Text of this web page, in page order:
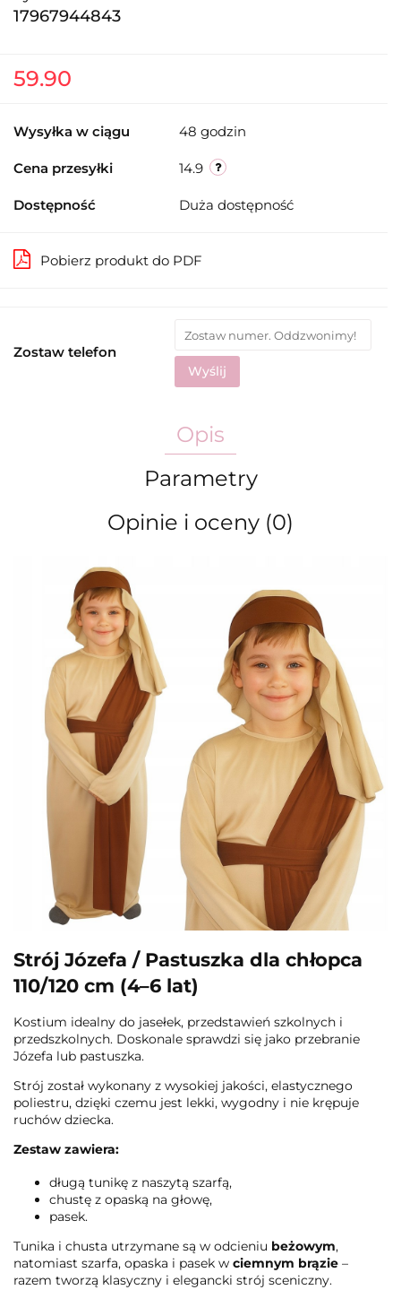
17967944843
59.90
Wysyłka w ciągu 48 godzin
Cena przesyłki 14.9
Dostępność Duża dostępność
Pobierz produkt do PDF
Zostaw telefon
Wyślij
Opis
Parametry
Opinie i oceny (0)
Strój Józefa / Pastuszka dla chłopca
110/120 cm (4–6 lat)
Kostium idealny do jasełek, przedstawień szkolnych i
przedszkolnych. Doskonale sprawdzi się jako przebranie
Józefa lub pastuszka.
Strój został wykonany z wysokiej jakości, elastycznego
poliestru, dzięki czemu jest lekki, wygodny i nie krępuje
ruchów dziecka.
Zestaw zawiera:
długą tunikę z naszytą szarfą,
chustę z opaską na głowę,
pasek.
Tunika i chusta utrzymane są w odcieniu beżowym,
natomiast szarfa, opaska i pasek w ciemnym brązie –
razem tworzą klasyczny i elegancki strój sceniczny.